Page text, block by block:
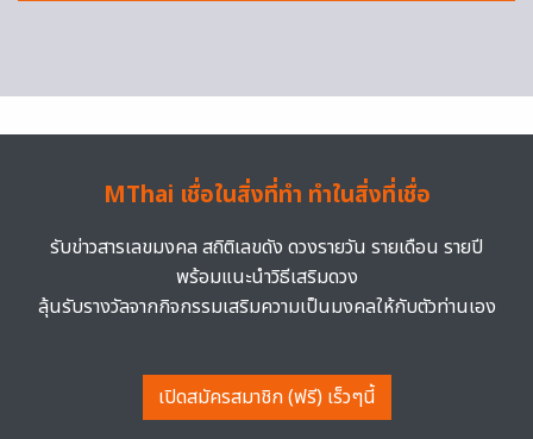
MThai เชื่อในสิ่งที่ทำ ทำในสิ่งที่เชื่อ
รับข่าวสารเลขมงคล สถิติเลขดัง ดวงรายวัน รายเดือน รายปี
พร้อมแนะนำวิธีเสริมดวง
ลุ้นรับรางวัลจากกิจกรรมเสริมความเป็นมงคลให้กับตัวท่านเอง
เปิดสมัครสมาชิก (ฟรี) เร็วๆนี้